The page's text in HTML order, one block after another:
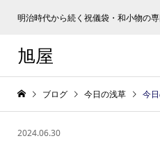
明治時代から続く祝儀袋・和小物の専
旭屋
ブログ 今日の浅草 今日の浅草。 第2回 奥浅草盆踊り大
2024.06.30